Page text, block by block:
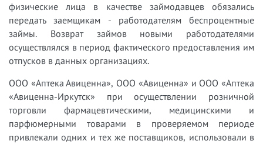
физические лица в качестве займодавцев обязались
передать заемщикам - работодателям беспроцентные
займы. Возврат займов новыми работодателями
осуществлялся в период фактического предоставления им
отпусков в данных организациях.
ООО «Аптека Авиценна», ООО «Авиценна» и ООО «Аптека
«Авиценна-Иркутск» при осуществлении розничной
торговли фармацевтическими, медицинскими и
парфюмерными товарами в проверяемом периоде
привлекали одних и тех же поставщиков, использовали в